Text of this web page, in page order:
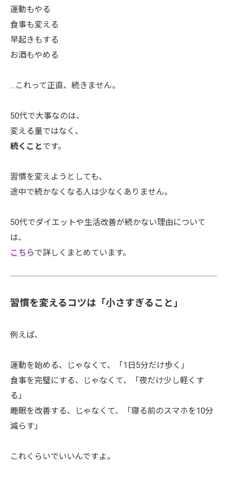
運動もやる
食事も変える
早起きもする
お酒もやめる
…これって正直、続きません。
50代で大事なのは、
変える量ではなく、
続くことです。
習慣を変えようとしても、
途中で続かなくなる人は少なくありません。
50代でダイエットや生活改善が続かない理由について
は、
こちらで詳しくまとめています。
習慣を変えるコツは「小さすぎること」
例えば、
運動を始める、じゃなくて、「1日5分だけ歩く」
食事を完璧にする、じゃなくて、「夜だけ少し軽くす
る」
睡眠を改善する、じゃなくて、「寝る前のスマホを10分
減らす」
これくらいでいいんですよ。